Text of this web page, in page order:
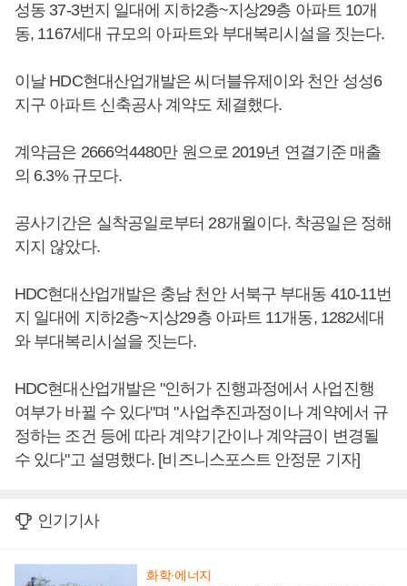
성동 37-3번지 일대에 지하2층~지상29층 아파트 10개
동, 1167세대 규모의 아파트와 부대복리시설을 짓는다.
이날 HDC현대산업개발은 씨더블유제이와 천안 성성6
지구 아파트 신축공사 계약도 체결했다.
계약금은 2666억4480만 원으로 2019년 연결기준 매출
의 6.3% 규모다.
공사기간은 실착공일로부터 28개월이다. 착공일은 정해
지지 않았다.
HDC현대산업개발은 충남 천안 서북구 부대동 410-11번
지 일대에 지하2층~지상29층 아파트 11개동, 1282세대
와 부대복리시설을 짓는다.
HDC현대산업개발은 "인허가 진행과정에서 사업진행
여부가 바뀔 수 있다"며 "사업추진과정이나 계약에서 규
정하는 조건 등에 따라 계약기간이나 계약금이 변경될
수 있다"고 설명했다. [비즈니스포스트 안정문 기자]
인기기사
화학·에너지